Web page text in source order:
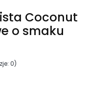
Coconut
o smaku
0)